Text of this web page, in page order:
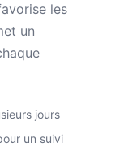
les
un
jours
un suivi